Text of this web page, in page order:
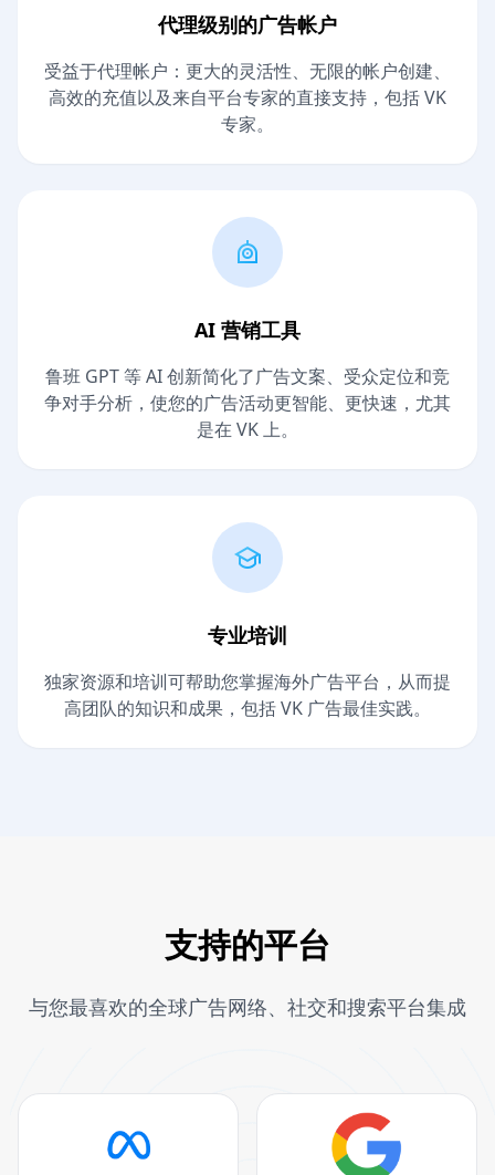
代理级别的广告帐户
受益于代理帐户：更大的灵活性、无限的帐户创建、
高效的充值以及来自平台专家的直接支持，包括 VK
专家。
AI 营销工具
鲁班 GPT 等 AI 创新简化了广告文案、受众定位和竞
争对手分析，使您的广告活动更智能、更快速，尤其
是在 VK 上。
专业培训
独家资源和培训可帮助您掌握海外广告平台，从而提
高团队的知识和成果，包括 VK 广告最佳实践。
支持的平台
与您最喜欢的全球广告网络、社交和搜索平台集成